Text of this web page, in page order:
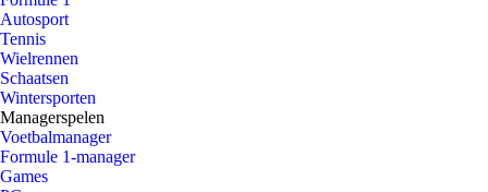
Autosport
Tennis
Wielrennen
Schaatsen
Wintersporten
Managerspelen
Voetbalmanager
Formule 1-manager
Games